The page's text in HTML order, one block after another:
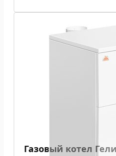
Газовый котел